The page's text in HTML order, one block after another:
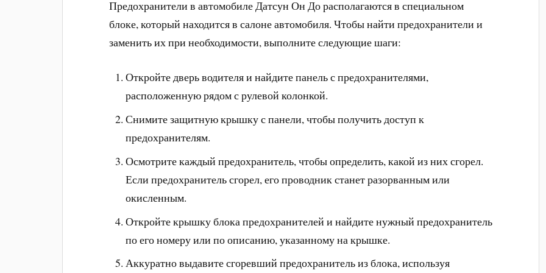
Предохранители в автомобиле Датсун Он До располагаются в специальном
блоке, который находится в салоне автомобиля. Чтобы найти предохранители и
заменить их при необходимости, выполните следующие шаги:
Откройте дверь водителя и найдите панель с предохранителями,
расположенную рядом с рулевой колонкой.
Снимите защитную крышку с панели, чтобы получить доступ к
предохранителям.
Осмотрите каждый предохранитель, чтобы определить, какой из них сгорел.
Если предохранитель сгорел, его проводник станет разорванным или
окисленным.
Откройте крышку блока предохранителей и найдите нужный предохранитель
по его номеру или по описанию, указанному на крышке.
Аккуратно выдавите сгоревший предохранитель из блока, используя